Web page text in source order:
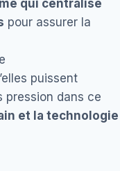
qui centralise
pour assurer la
puissent
pression dans ce
et la technologie